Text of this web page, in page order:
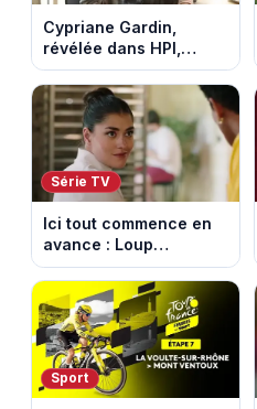
Cypriane Gardin,
révélée dans HPI,
lance une cagnotte
après des difficultés
financières
Série TV
Ici tout commence en
avance : Loup
découvre la trahison
de Bianca. Episode du
10 août 2026 (spoiler)
Sport